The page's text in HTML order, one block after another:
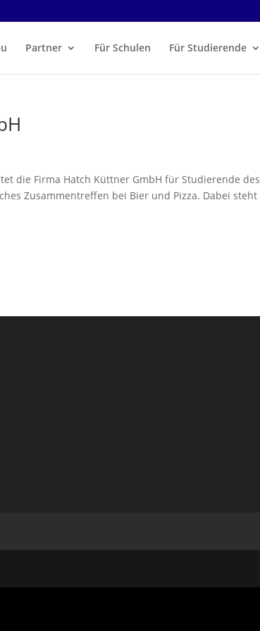
Partner Für Schulen Für Studierende
die Firma Hatch Küttner GmbH für Studierende des
Zusammentreffen bei Bier und Pizza. Dabei steht